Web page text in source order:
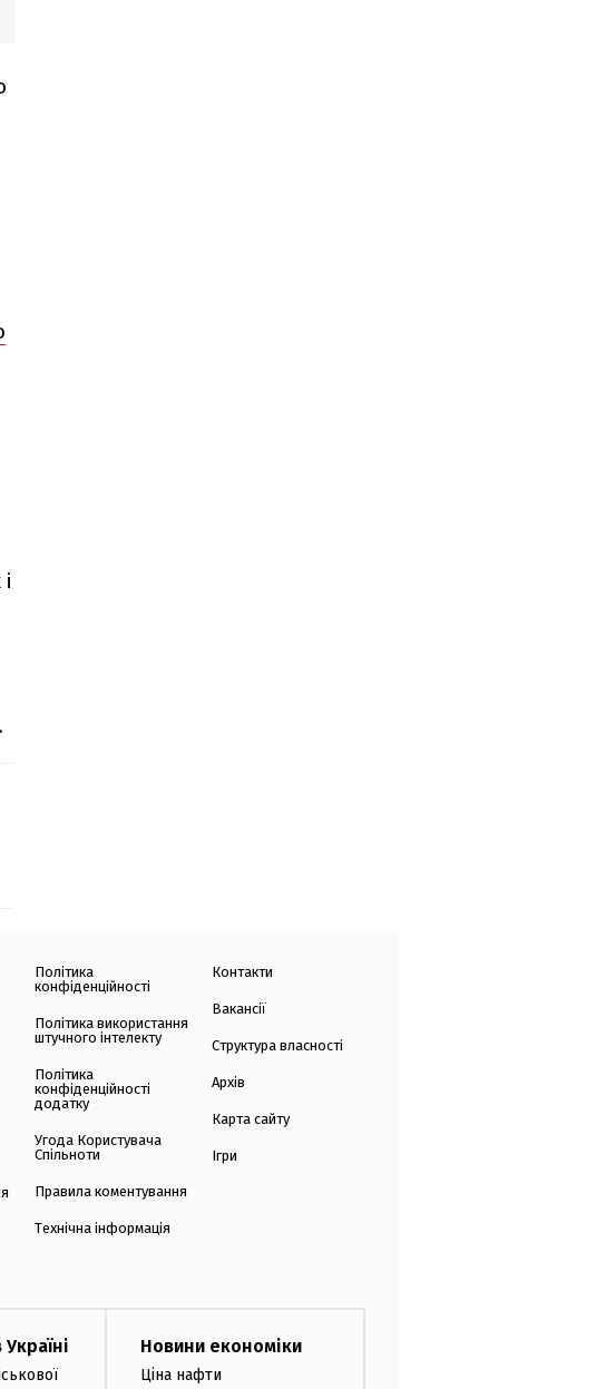
Політика
конфіденційності
Політика використання
штучного інтелекту
Політика
конфіденційності
додатку
Угода Користувача
Спільноти
Правила коментування
Технічна інформація
Контакти
Вакансії
Структура власності
Архів
Карта сайту
Ігри
Новини економіки
Ціна нафти